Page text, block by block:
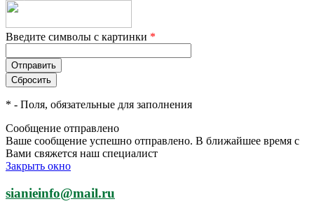
Введите символы с картинки *
* - Поля, обязательные для заполнения
Сообщение отправлено
Ваше сообщение успешно отправлено. В ближайшее время с
Вами свяжется наш специалист
Закрыть окно
sianieinfo@mail.ru